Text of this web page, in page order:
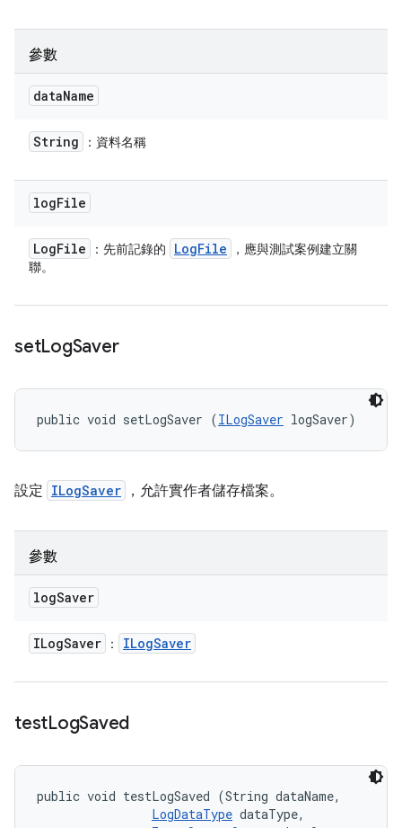
參數
dataName
String ：資料名稱
logFile
LogFile ：先前記錄的 LogFile
，應與測試案例建立關
聯。
setLogSaver
public void setLogSaver (ILogSaver logSaver)
設定 ILogSaver ，允許實作者儲存檔案。
參數
logSaver
ILogSaver ： ILogSaver
testLogSaved
public void testLogSaved (String dataName,
LogDataType dataType,